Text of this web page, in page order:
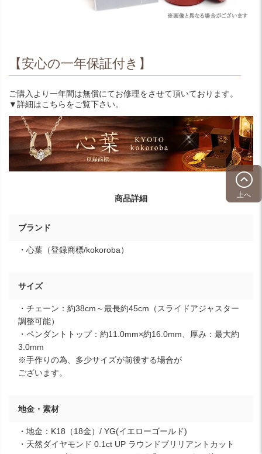
【安心の一年保証付き】
ご購入より一年間は無償にてお修理をさせて頂いております。
▼詳細はこちらをご覧下さい。
商品詳細
ブランド
・心葉（登録商標/kokoroba）
サイズ
・チェーン：約38cm～最長約45cm（スライドアジャスター
調整可能）
・ペンダントトップ：約11.0mm×約16.0mm、厚み：最大約
3.0mm
※手作りの為、多少サイズが前後する場合が
ございます。
地金・素材
・地金：K18（18金）/ YG(イエローゴールド)
・天然ダイヤモンド 0.1ct UP ラウンドブリリアントカット
上へ